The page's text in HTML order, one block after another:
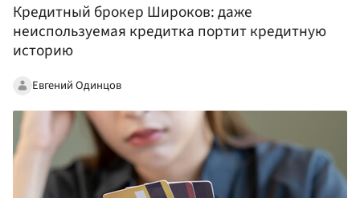
Кредитный брокер Широков: даже
неиспользуемая кредитка портит кредитную
историю
Евгений Одинцов